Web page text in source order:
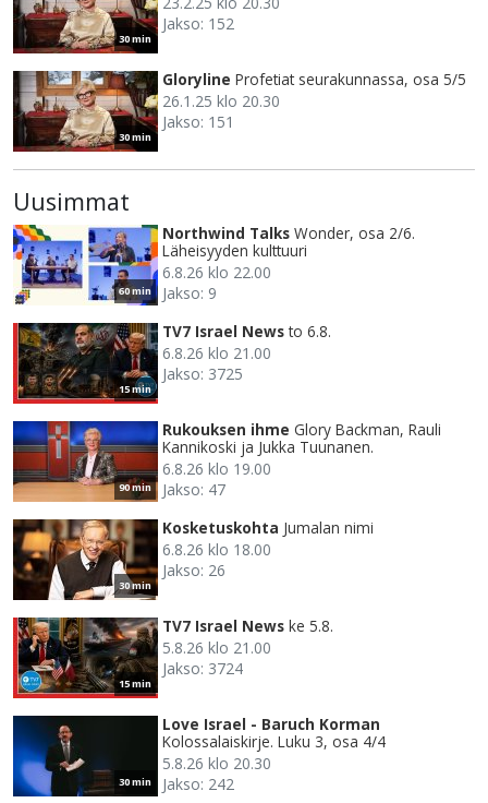
30 min
Jakso: 152
30 min
Gloryline Profetiat seurakunnassa, osa 5/5
26.1.25 klo 20.30
Jakso: 151
Uusimmat
60 min
Northwind Talks Wonder, osa 2/6.
Läheisyyden kulttuuri
6.8.26 klo 22.00
Jakso: 9
15 min
TV7 Israel News to 6.8.
6.8.26 klo 21.00
Jakso: 3725
90 min
Rukouksen ihme Glory Backman, Rauli
Kannikoski ja Jukka Tuunanen.
6.8.26 klo 19.00
Jakso: 47
30 min
Kosketuskohta Jumalan nimi
6.8.26 klo 18.00
Jakso: 26
15 min
TV7 Israel News ke 5.8.
5.8.26 klo 21.00
Jakso: 3724
30 min
Love Israel - Baruch Korman
Kolossalaiskirje. Luku 3, osa 4/4
5.8.26 klo 20.30
Jakso: 242